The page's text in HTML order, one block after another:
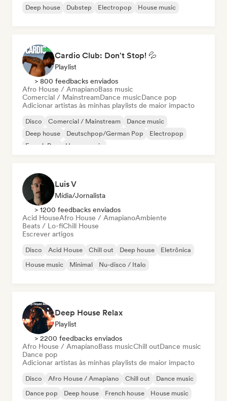
Deep house
Dubstep Electropop House music
Cardio Club: Don't Stop! 💦
Playlist
> 800 feedbacks enviados
Afro House / AmapianoBass music
Comercial / MainstreamDance musicDance pop
Adicionar artistas às minhas playlists de maior impacto
Disco Comercial / Mainstream
Dance music
Deep house
Deutschpop/German Pop
Electropop
French Pop
House music
Luis V
Mídia/Jornalista
> 1200 feedbacks enviados
Acid HouseAfro House / AmapianoAmbiente
Beats / Lo-fiChill House
Escrever artigos
Disco Acid House Chill out Deep house
Eletrônica
House music
Minimal Nu-disco / Italo
Deep House Relax
Playlist
> 2200 feedbacks enviados
Afro House / AmapianoBass musicChill outDance music
Dance pop
Adicionar artistas às minhas playlists de maior impacto
Disco Afro House / Amapiano Chill out
Dance music
Dance pop
Deep house French house House music